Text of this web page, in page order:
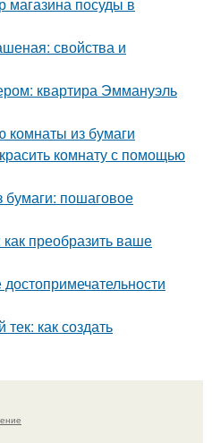
магазина посуды в
свойства и
квартира Эммануэль
из бумаги
комнату с помощью
бумаги: пошаговое
преобразить ваше
как создать